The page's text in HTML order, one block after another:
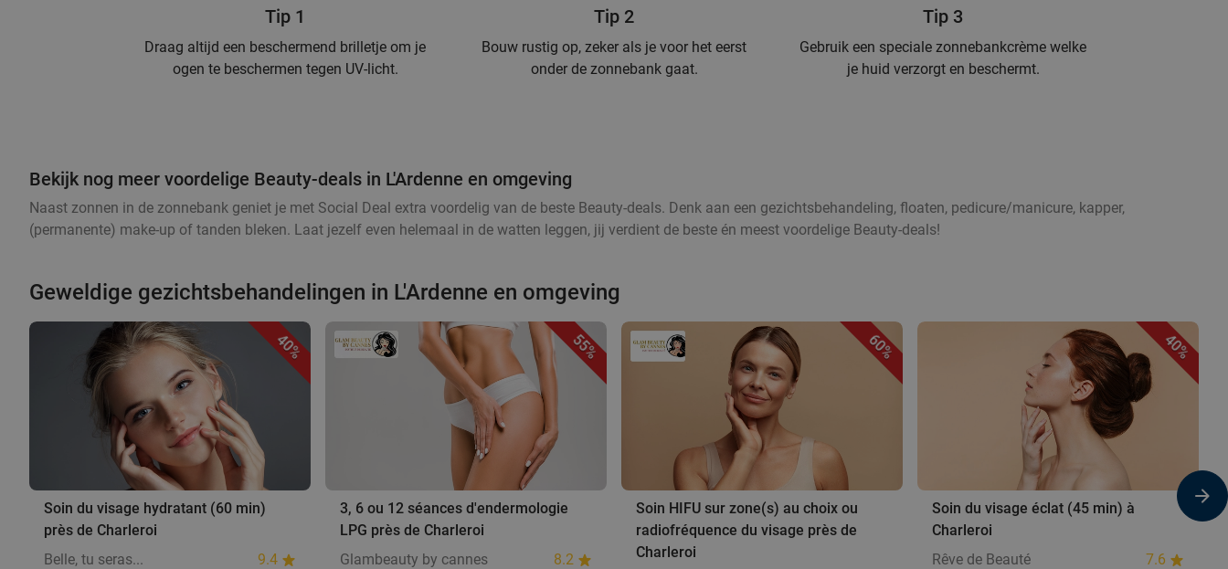
Tip 1
Draag altijd een beschermend brilletje om je
ogen te beschermen tegen UV-licht.
Tip 2
Bouw rustig op, zeker als je voor het eerst
onder de zonnebank gaat.
Tip 3
Gebruik een speciale zonnebankcrème welke
je huid verzorgt en beschermt.
Bekijk nog meer voordelige Beauty-deals in L'Ardenne en omgeving
Naast zonnen in de zonnebank geniet je met Social Deal extra voordelig van de beste Beauty-deals. Denk aan een gezichtsbehandeling, floaten, pedicure/manicure, kapper,
(permanente) make-up of tanden bleken. Laat jezelf even helemaal in de watten leggen, jij verdient de beste én meest voordelige Beauty-deals!
Geweldige gezichtsbehandelingen in L'Ardenne en omgeving
40%
Soin du visage hydratant (60 min)
près de Charleroi
Belle, tu seras...
9.4
55%
3, 6 ou 12 séances d'endermologie
LPG près de Charleroi
Glambeauty by cannes
8.2
60%
Soin HIFU sur zone(s) au choix ou
radiofréquence du visage près de
Charleroi
40%
Soin du visage éclat (45 min) à
Charleroi
Rêve de Beauté
7.6